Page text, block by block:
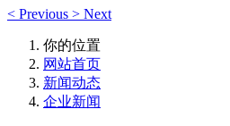
< Previous > Next
你的位置
网站首页
新闻动态
企业新闻